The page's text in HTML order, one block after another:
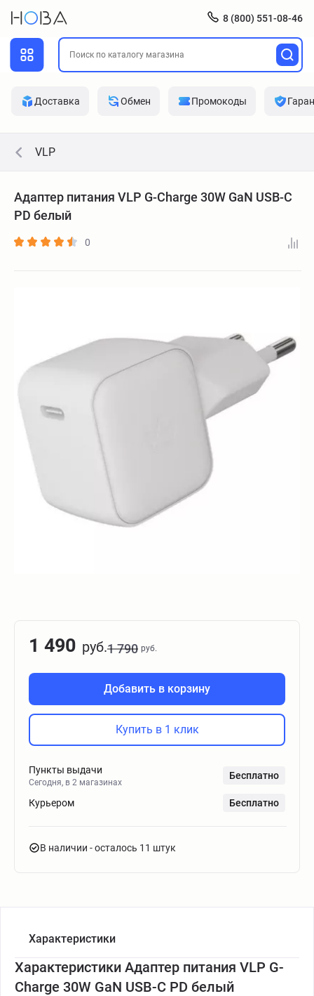
8 (800) 551-08-46
Доставка Обмен Промокоды
VLP
Адаптер питания VLP G-Charge 30W GaN USB-C
PD белый
0
1 490 руб.1 790 руб.
Добавить в корзину
Купить в 1 клик
Пункты выдачи
Сегодня, в 2 магазинах
Бесплатно
Курьером Бесплатно
В наличии - осталось 11 штук
Характеристики
Характеристики Адаптер питания VLP G-
Charge 30W GaN USB-C PD белый